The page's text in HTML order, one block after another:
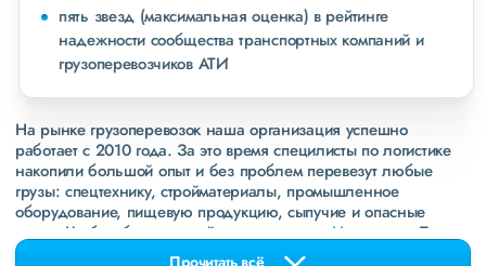
пять звезд (максимальная оценка) в рейтинге
надежности сообщества транспортных компаний и
грузоперевозчиков АТИ
На рынке грузоперевозок наша организация успешно
работает с 2010 года. За это время специлисты по логистике
накопили большой опыт и без проблем перевезут любые
грузы: спецтехнику, стройматериалы, промышленное
оборудование, пищевую продукцию, сыпучие и опасные
грузы. Чтобы убедиться зайдите в раздел
«Наш опыт»
. Там
свежие примеры перевозок, которые обновляются несколько
Прочитать всё